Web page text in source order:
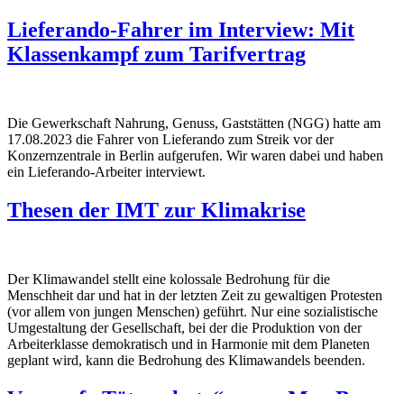
Lieferando-Fahrer im Interview: Mit
Klassenkampf zum Tarifvertrag
Die Gewerkschaft Nahrung, Genuss, Gaststätten (NGG) hatte am
17.08.2023 die Fahrer von Lieferando zum Streik vor der
Konzernzentrale in Berlin aufgerufen. Wir waren dabei und haben
ein Lieferando-Arbeiter interviewt.
Thesen der IMT zur Klimakrise
Der Klimawandel stellt eine kolossale Bedrohung für die
Menschheit dar und hat in der letzten Zeit zu gewaltigen Protesten
(vor allem von jungen Menschen) geführt. Nur eine sozialistische
Umgestaltung der Gesellschaft, bei der die Produktion von der
Arbeiterklasse demokratisch und in Harmonie mit dem Planeten
geplant wird, kann die Bedrohung des Klimawandels beenden.